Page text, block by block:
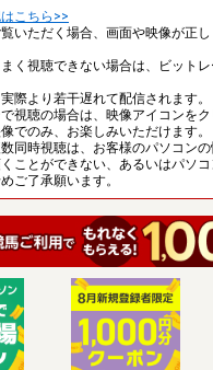
こちら>>
いただく場合、画面や映像が正
まく視聴できない場合は、ビット
際より若干遅れて配信されます。
視聴の場合は、映像アイコンをク
でのみ、お楽しみいただけます。
数同時視聴は、お客様のパソコン
ことができない、あるいはパソ
ご了承願います。